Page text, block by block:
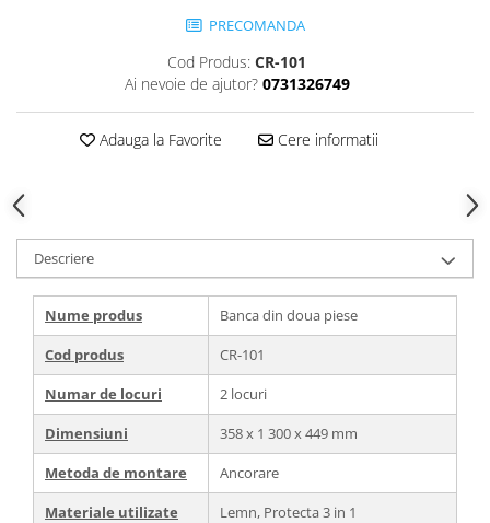
PRECOMANDA
Cod Produs: CR-101
Ai nevoie de ajutor? 0731326749
Adauga la Favorite Cere informatii
Descriere
Nume produs
Banca din doua piese
Cod produs
CR-101
Numar de locuri
2 locuri
Dimensiuni
358 х 1 300 x 449 mm
Metoda de montare
Ancorare
Materiale utilizate
Lemn, Protecta 3 in 1